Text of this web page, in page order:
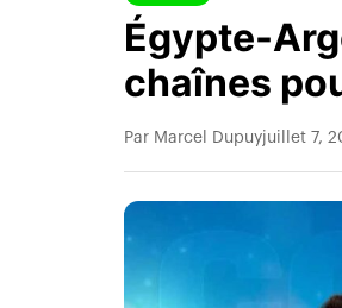
Égypte-
chaînes
Par Marcel Dupuyjuillet 7,